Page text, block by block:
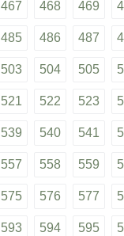
467 468 469
485 486 487
503 504 505
521 522 523
539 540 541
557 558 559
575 576 577
593 594 595